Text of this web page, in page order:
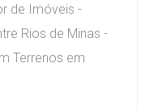
de Imóveis -
Rios de Minas -
Terrenos em